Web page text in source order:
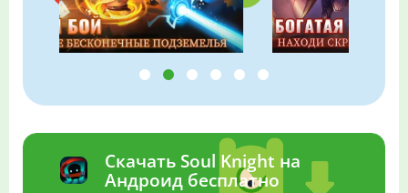
Скачать Soul Knight на
Андроид бесплатно